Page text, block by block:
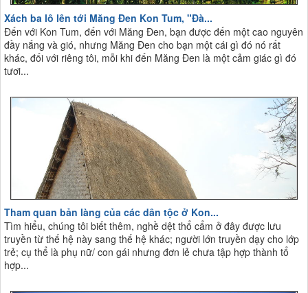
Xách ba lô lên tới Măng Đen Kon Tum, "Đà...
Đến với Kon Tum, đến với Măng Đen, bạn được đến một cao nguyên
đầy nắng và gió, nhưng Măng Đen cho bạn một cái gì đó nó rất
khác, đối với riêng tôi, mỗi khi đến Măng Đen là một cảm giác gì đó
tươi...
Tham quan bản làng của các dân tộc ở Kon...
Tìm hiểu, chúng tôi biết thêm, nghề dệt thổ cẩm ở đây được lưu
truyền từ thế hệ này sang thế hệ khác; người lớn truyền dạy cho lớp
trẻ; cụ thể là phụ nữ/ con gái nhưng đơn lẻ chưa tập hợp thành tổ
hợp...